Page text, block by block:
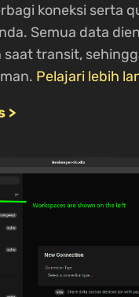
koneksi serta
Semua data
saat transit,
Pelajari lebih
>